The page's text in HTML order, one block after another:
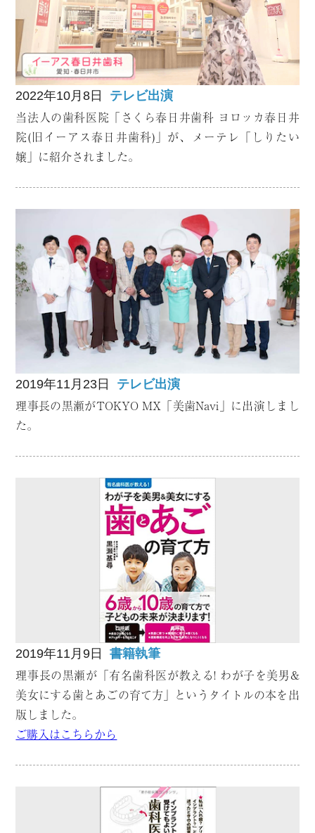
2022年10月8日 テレビ出演
当法人の歯科医院「さくら春日井歯科 ヨロッカ春日井
院(旧イーアス春日井歯科)」が、メーテレ「しりたい
嬢」に紹介されました。
2019年11月23日 テレビ出演
理事長の黒瀬がTOKYO MX「美歯Navi」に出演しまし
た。
2019年11月9日 書籍執筆
理事長の黒瀬が「有名歯科医が教える! わが子を美男&
美女にする歯とあごの育て方」というタイトルの本を出
版しました。
ご購入はこちらから